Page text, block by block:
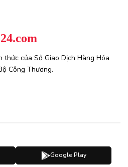
thức của Sở Giao Dịch Hàng Hóa
Công Thương.
Google Play